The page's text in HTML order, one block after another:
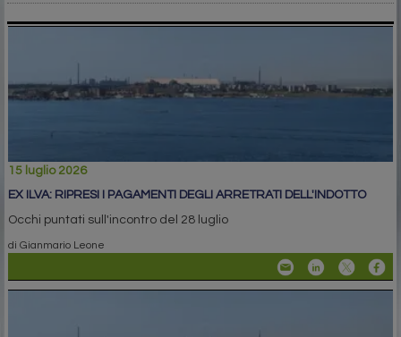
15 luglio 2026
EX ILVA: RIPRESI I PAGAMENTI DEGLI ARRETRATI DELL'INDOTTO
Occhi puntati sull'incontro del 28 luglio
di Gianmario Leone